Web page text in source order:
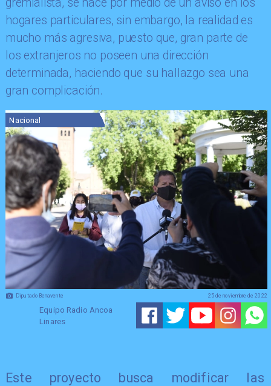
hogares particulares, sin embargo, la realidad es
mucho más agresiva, puesto que, gran parte de
los extranjeros no poseen una dirección
determinada, haciendo que su hallazgo sea una
gran complicación.
Diputado Benavente
Nacional
Equipo Radio Ancoa
Linares
25 de noviembre de 2022
Este proyecto busca modificar las